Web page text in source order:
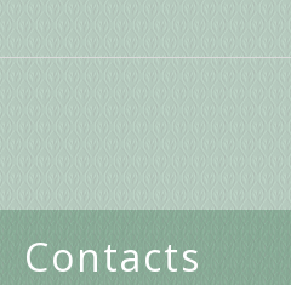
Contacts